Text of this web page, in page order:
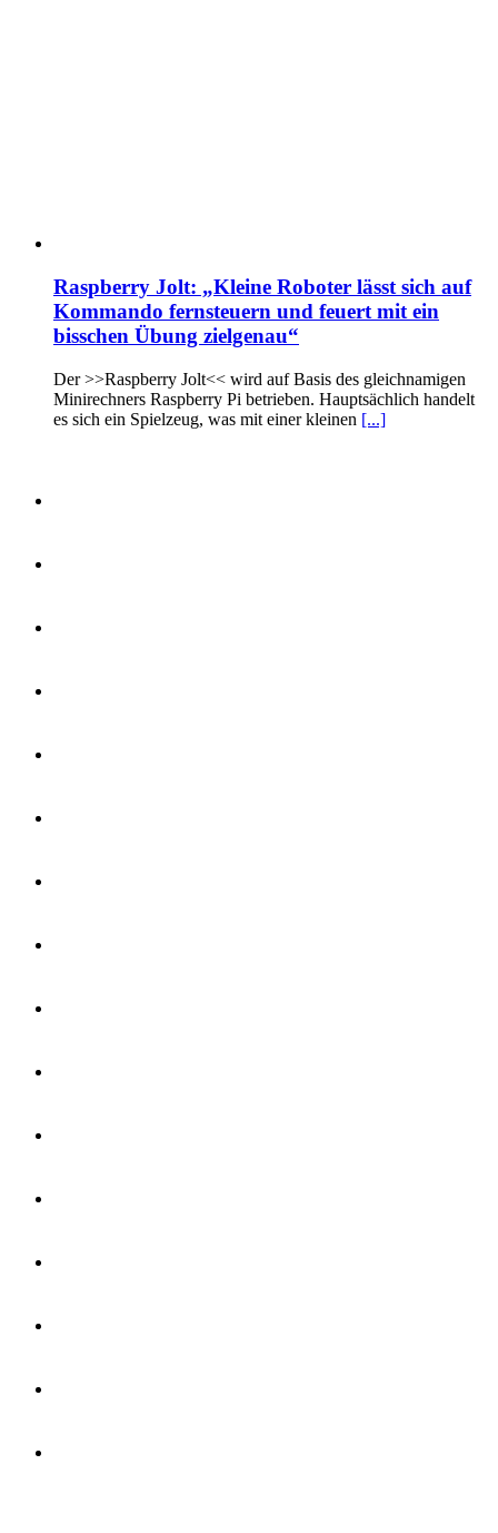
Raspberry Jolt: „Kleine Roboter lässt sich auf
Kommando fernsteuern und feuert mit ein
bisschen Übung zielgenau“
Der >>Raspberry Jolt<< wird auf Basis des gleichnamigen
Minirechners Raspberry Pi betrieben. Hauptsächlich handelt
es sich ein Spielzeug, was mit einer kleinen [...]